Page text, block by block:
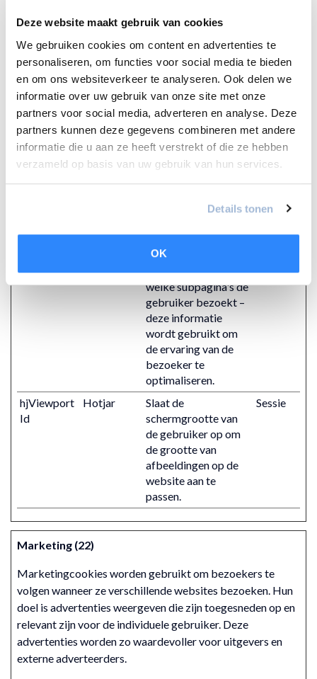
Deze website maakt gebruik van cookies
We gebruiken cookies om content en advertenties te
personaliseren, om functies voor social media te bieden
en om ons websiteverkeer te analyseren. Ook delen we
informatie over uw gebruik van onze site met onze
partners voor social media, adverteren en analyse. Deze
partners kunnen deze gegevens combineren met andere
informatie die u aan ze heeft verstrekt of die ze hebben
verzameld op basis van uw gebruik van hun services.
Details tonen
OK
het
ondersteuningsteam/
helpdesk van de
website de bezoeker
kan herkennen bij een
hulpvraag, en de
navigatie van de
website kan inzien.
gecreëerd op basis
Deze ID-string bevat
niet-persoonlijke
informatie over
welke subpagina's de
gebruiker bezoekt –
deze informatie
wordt gebruikt om
de ervaring van de
bezoeker te
optimaliseren.
hjViewport
Id
Hotjar
Slaat de
schermgrootte van
de gebruiker op om
de grootte van
afbeeldingen op de
website aan te
passen.
Sessie
Marketing (22)
Marketingcookies worden gebruikt om bezoekers te
volgen wanneer ze verschillende websites bezoeken. Hun
doel is advertenties weergeven die zijn toegesneden op en
relevant zijn voor de individuele gebruiker. Deze
advertenties worden zo waardevoller voor uitgevers en
externe adverteerders.